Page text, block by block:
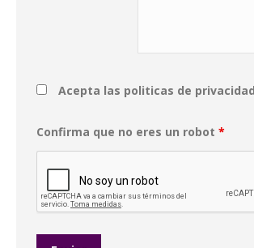
Acepta las politicas de privacidad
Confirma que no eres un robot *